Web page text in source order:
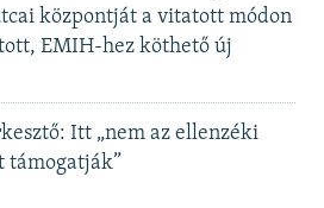
központját a vitatott módon
EMIH-hez köthető új
Itt „nem az ellenzéki
támogatják”